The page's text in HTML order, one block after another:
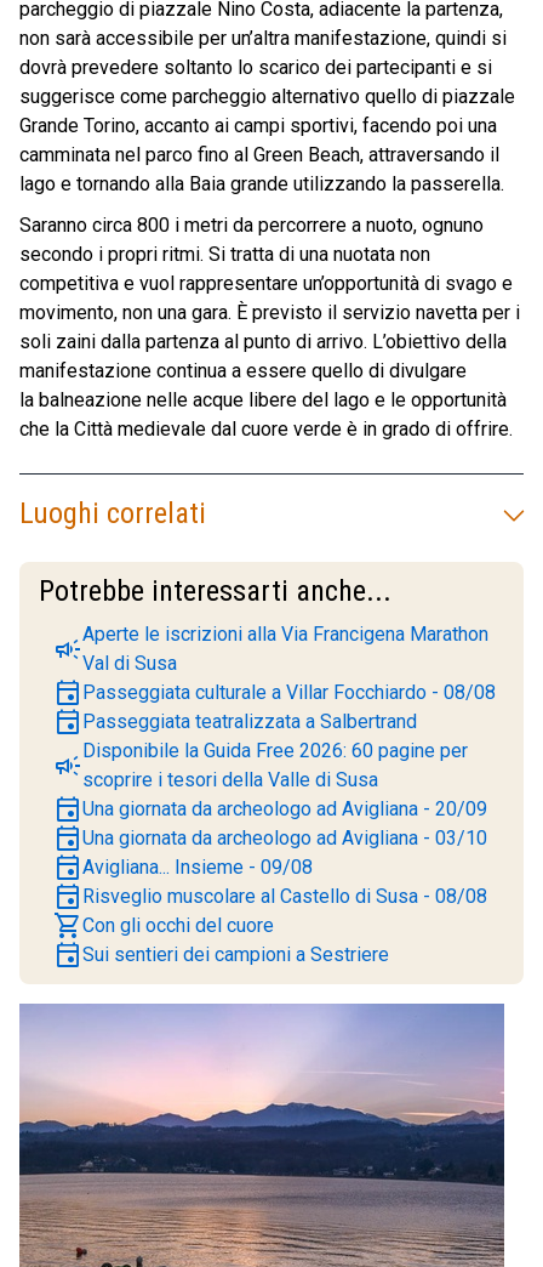
parcheggio di piazzale Nino Costa, adiacente la partenza,
non sarà accessibile per un’altra manifestazione, quindi si
dovrà prevedere soltanto lo scarico dei partecipanti e si
suggerisce come parcheggio alternativo quello di piazzale
Grande Torino, accanto ai campi sportivi, facendo poi una
camminata nel parco fino al Green Beach, attraversando il
lago e tornando alla Baia grande utilizzando la passerella.
Saranno circa 800 i metri da percorrere a nuoto, ognuno
secondo i propri ritmi. Si tratta di una nuotata non
competitiva e vuol rappresentare un’opportunità di svago e
movimento, non una gara. È previsto il servizio navetta per i
soli zaini dalla partenza al punto di arrivo. L’obiettivo della
manifestazione continua a essere quello di divulgare
la balneazione nelle acque libere del lago e le opportunità
che la Città medievale dal cuore verde è in grado di offrire.
Luoghi correlati
Potrebbe interessarti anche...
campaignAperte le iscrizioni alla Via Francigena Marathon
Val di Susa
event Passeggiata culturale a Villar Focchiardo - 08/08
event Passeggiata teatralizzata a Salbertrand
campaignDisponibile la Guida Free 2026: 60 pagine per
scoprire i tesori della Valle di Susa
eventUna giornata da archeologo ad Avigliana - 20/09
eventUna giornata da archeologo ad Avigliana - 03/10
eventAvigliana... Insieme - 09/08
event Risveglio muscolare al Castello di Susa - 08/08
shopping_cartCon gli occhi del cuore
eventSui sentieri dei campioni a Sestriere